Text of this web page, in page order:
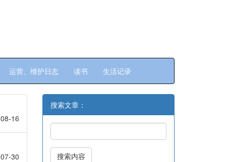
运营、维护日志 读书 生活记录
16
30
搜索文章：
搜索内容